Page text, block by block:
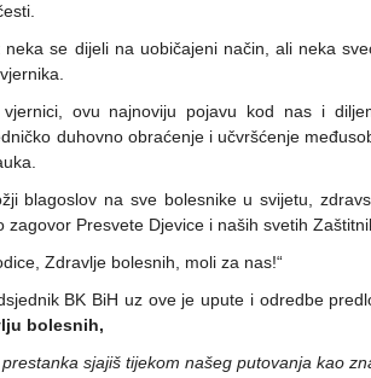
neka se dijeli na uobičajeni način, ali neka
vjernici, ovu najnoviju pojavu kod nas i
duhovno obraćenje i učvršćenje
blagoslov na sve bolesnike u svijetu,
zagovor Presvete Djevice i naših svetih
Zdravlje bolesnih, moli za nas!“
BK BiH uz ove je upute i odredbe
bolesnih,
sjajiš tijekom našeg putovanja kao